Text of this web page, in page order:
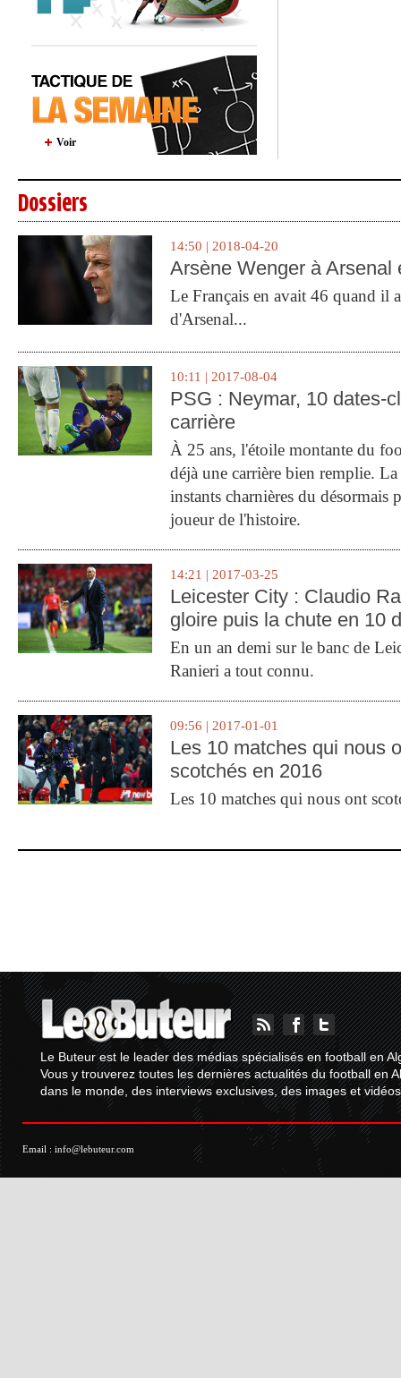
Voir
Dossiers
14:50 | 2018-04-20
Arsène Wenger à Arsenal
Le Français en avait 46 quand il
d'Arsenal...
10:11 | 2017-08-04
PSG : Neymar, 10 dates-
carrière
À 25 ans, l'étoile montante du
déjà une carrière bien remplie.
instants charnières du désormais
joueur de l'histoire.
14:21 | 2017-03-25
Leicester City : Claudio
gloire puis la chute en 10
En un an demi sur le banc de
Ranieri a tout connu.
09:56 | 2017-01-01
Les 10 matches qui nous
scotchés en 2016
Les 10 matches qui nous ont
Le Buteur est le leader des médias spécialisés en football en
Vous y trouverez toutes les dernières actualités du football en
dans le monde, des interviews exclusives, des images et
Email : info@lebuteur.com